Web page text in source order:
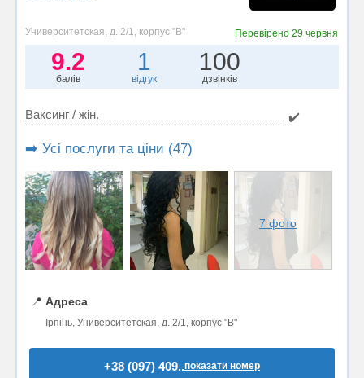
Университетская, д. 2/1, корпус "В" Перевірено29 червня
9.2
балів
1
відгук
100
дзвінків
Ваксинг / жін. ✔️
➡️ Усі послуги та ціни (47)
7 фото
📍 Адреса
Ірпінь, Университетская, д. 2/1, корпус "В"
+38 (097) 409..показати номер